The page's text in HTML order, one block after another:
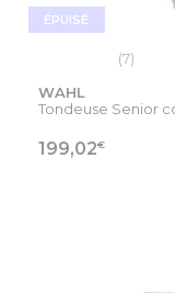
ÉPUISÉ
(7)
WAHL
Tondeuse Senior
199,02€